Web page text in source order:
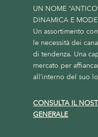
UN NOME
DINAMICA E
Un assortimento
le necessità dei
di tendenza. Una
mercato per
all’interno del suo
CONSULTA IL
GENERALE